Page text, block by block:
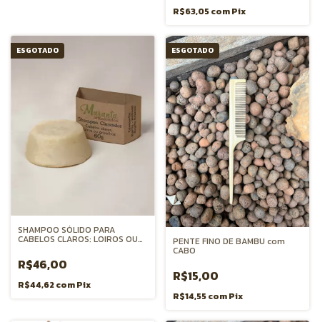
R$63,05comPix
ESGOTADO
SHAMPOO SÓLIDO PARA
CABELOS CLAROS: LOIROS OU
R$46,00
R$44,62comPix
ESGOTADO
PENTE FINO DE BAMBU com
CABO
R$15,00
R$14,55comPix